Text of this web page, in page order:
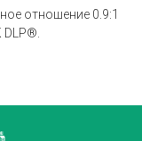
отношение 0.9:1
DLP®.